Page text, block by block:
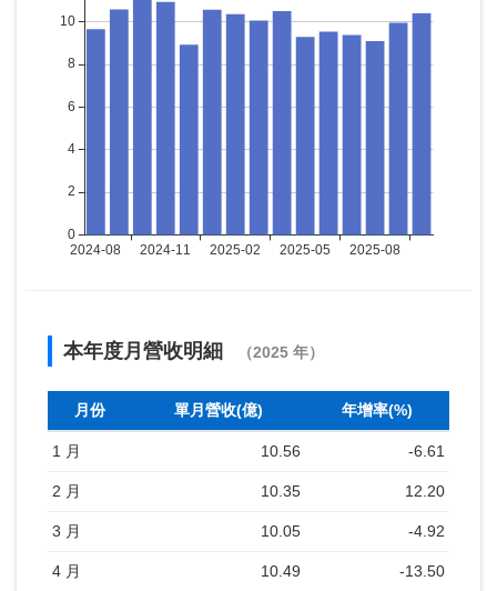
本年度月營收明細 （2025 年）
月份 單月營收(億) 年增率(%)
1 月 10.56 -6.61
2 月 10.35 12.20
3 月 10.05 -4.92
4 月 10.49 -13.50